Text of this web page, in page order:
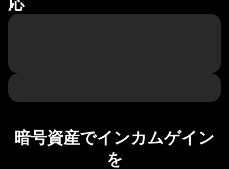
暗号資産でインカムゲイン
を